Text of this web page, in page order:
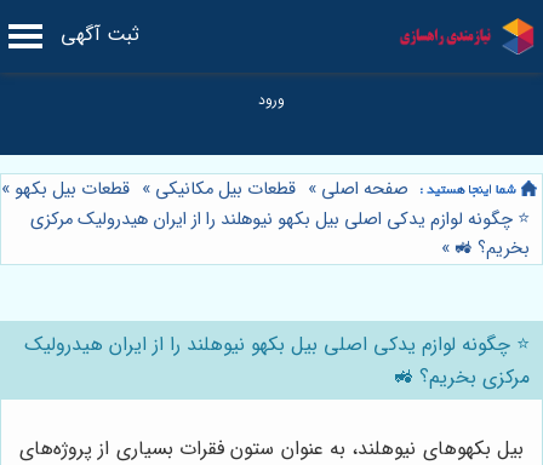
ثبت آگهی
صفحه اصلی » قطعات بیل مکانیکی » قطعات بیل بکهو »
⭐️ چگونه لوازم یدکی اصلی بیل بکهو نیوهلند را از ایران هیدرولیک مرکزی
بخریم؟ 🚜 »
⭐️ چگونه لوازم یدکی اصلی بیل بکهو نیوهلند را از ایران هیدرولیک
مرکزی بخریم؟ 🚜
بیل بکهوهای نیوهلند، به عنوان ستون فقرات بسیاری از پروژه‌های